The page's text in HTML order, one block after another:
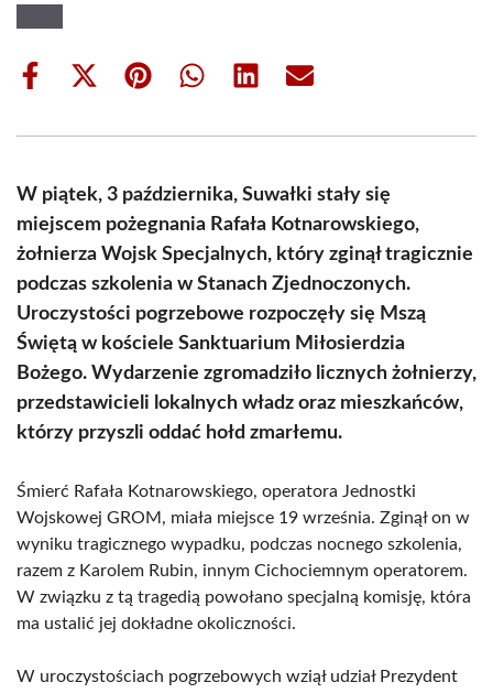
Share
Share
(Twitter)
Share Share Share Share
W piątek, 3 października, Suwałki stały się
miejscem pożegnania Rafała Kotnarowskiego,
żołnierza Wojsk Specjalnych, który zginął tragicznie
podczas szkolenia w Stanach Zjednoczonych.
Uroczystości pogrzebowe rozpoczęły się Mszą
Świętą w kościele Sanktuarium Miłosierdzia
Bożego. Wydarzenie zgromadziło licznych żołnierzy,
przedstawicieli lokalnych władz oraz mieszkańców,
którzy przyszli oddać hołd zmarłemu.
Śmierć Rafała Kotnarowskiego, operatora Jednostki
Wojskowej GROM, miała miejsce 19 września. Zginął on w
wyniku tragicznego wypadku, podczas nocnego szkolenia,
razem z Karolem Rubin, innym Cichociemnym operatorem.
W związku z tą tragedią powołano specjalną komisję, która
ma ustalić jej dokładne okoliczności.
W uroczystościach pogrzebowych wziął udział Prezydent